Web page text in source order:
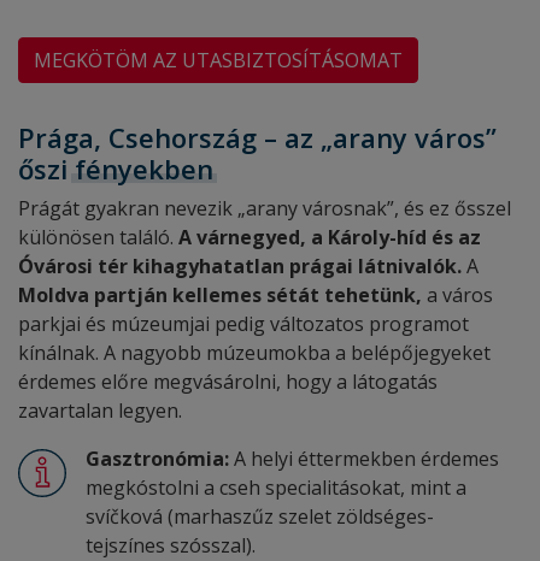
MEGKÖTÖM AZ UTASBIZTOSÍTÁSOMAT
Prága, Csehország – az „arany város”
őszi fényekben
Prágát gyakran nevezik „arany városnak”, és ez ősszel
különösen találó. A várnegyed, a Károly-híd és az
Óvárosi tér kihagyhatatlan prágai látnivalók.A
Moldva partján kellemes sétát tehetünk, a város
parkjai és múzeumjai pedig változatos programot
kínálnak. A nagyobb múzeumokba a belépőjegyeket
érdemes előre megvásárolni, hogy a látogatás
zavartalan legyen.
Gasztronómia:A helyi éttermekben érdemes
megkóstolni a cseh specialitásokat, mint a
svíčková (marhaszűz szelet zöldséges-
tejszínes szósszal).